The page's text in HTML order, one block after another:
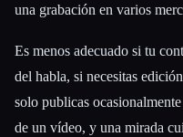
una grabación en varios
Es menos adecuado si tu
del habla, si necesitas
solo publicas
de un vídeo, y una mirada